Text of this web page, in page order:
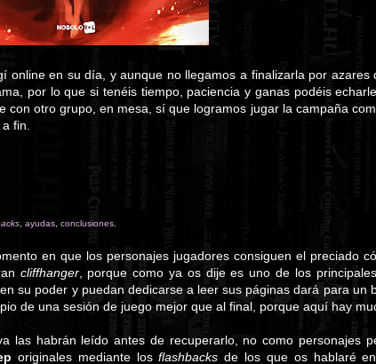
online en su día, y aunque no llegamos a finalizarla por azares
por lo que si tenéis tiempo, paciencia y ganas podéis
con otro grupo, en mesa, sí que logramos jugar la campaña
fin.
ayudas conclusiones
en que los personajes jugadores consiguen el preciado
cliffhanger, porque como ya os dije es uno de los
su poder y puedan dedicarse a leer sus páginas dará para un
de una sesión de juego mejor que al final, porque aquí hay
las habrán leído antes de recuperarlo, no como personajes
originales mediante losflashbacks de los que os hablaré